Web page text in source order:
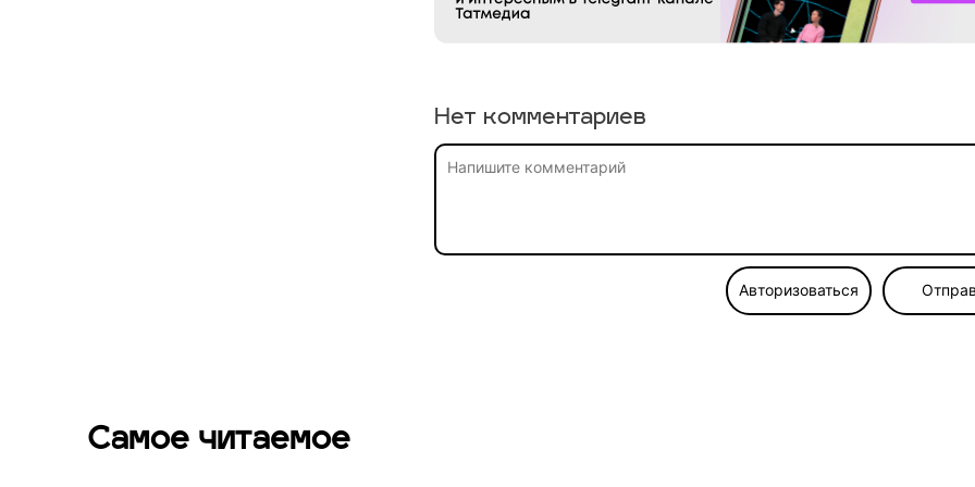
Нет комментариев
Авторизоваться
Самое читаемое